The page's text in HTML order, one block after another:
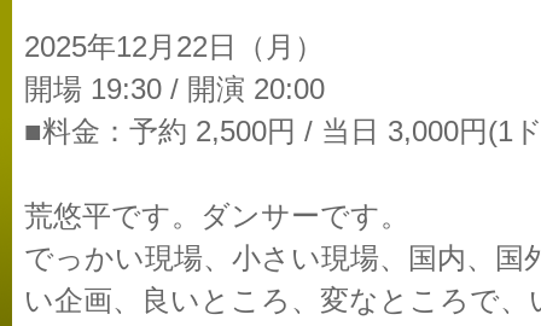
2025年12月22日（月）
開場 19:30 / 開演 20:00
■料金：予約 2,500円 / 当日 3,000円(1
荒悠平です。ダンサーです。
でっかい現場、小さい現場、国内、国
い企画、良いところ、変なところで